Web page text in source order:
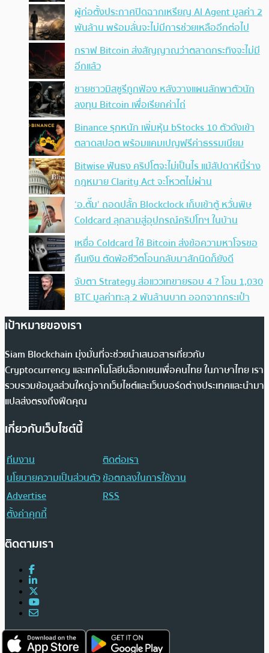
ผู้ก่อตั้งประกาศปิดฉากเหรียญ AI Agent มูลค่า 2
พันล้าน พร้อมลั่นจะไม่มีการช่วยเหลืออีกต่อไป
กราฟ Bitcoin ส่งสัญญาณว่าตลาดกระทิงจะไม่มี
อีกแล้ว
ชายชาวมิสซูรีถูกฟ้อง หลังวางแผนลักพาตัวนัก
ลงทุน Bitcoin เพื่อเรียกค่าไถ่
Binance รุกหนัก เพิ่มหุ้น bStocks 10 ตัวดังเข้า
ตลาดสปอต พร้อมแคมเปญฟรีค่าธรรมเนียม
Bitwise ฟันธง คริปโตจะไม่เป็นไร แม้สัปดาห์นี้ร่าง
กฎหมาย Clarity Act จะโหวตไม่ผ่าน
‘อ.ตั๊ม’ ถอดปลั้ก Blockclock เก็บเข้าตู้ หวั่นพิษ
Coldcard ลุกลามสู่อุปกรณ์คริปโทฯ ในบ้าน
เหยื่อ Coldcard ใช้ Bitcoin ส่งข้อความหาโจรขอ
คืนเงิน ตัดพ้อชีวิตโอนกลับมาสักนิดก็ยังดี
จับตา Strategy ส่อแววเทขายรอบ 4 ? โอน 1,030
BTC มูลค่าทะลุ 2 พันล้านบาท ออกจากกระเป๋า
เป้าหมายของเรา
Siam Blockchain มุ่งมั่นที่จะช่วยนำเสนอสารเกี่ยวกับ
Cryptocurrency และเทคโนโลยีบล็อกเชนเพื่อคนไทย ในภาษาไทย เรา
รวบรวมข้อมูลส่วนใหญ่จากเว็บไซต์และเว็บบอร์ดต่างประเทศและนำมา
แปลส่งตรงถึงฟีดคุณ
เกี่ยวกับเว็บไซต์นี้
ทีมงาน
ติดต่อเรา
นโยบายความเป็นส่วนตัวข้อตกลงในการใช้งาน
Advertise
RSS
ตั้งค่าคุกกี้
ติดตามเรา